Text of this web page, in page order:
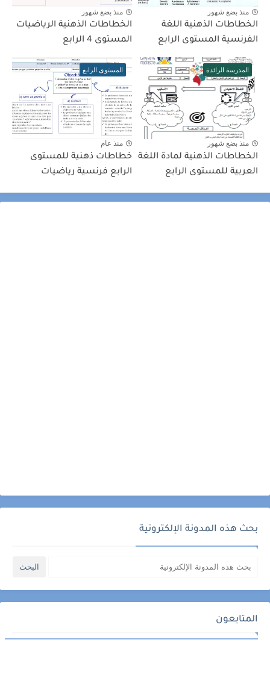
منذ بضع شهور
الخطاطات الذهنية اللغة
الفرنسية المستوى الرابع
منذ بضع شهور
الخطاطات الذهنية الرياضيات
المستوى 4 الرابع
المدرسة الرائدة
منذ بضع شهور
الخطاطات الذهنية لمادة اللغة
العربية للمستوى الرابع
المستوى الرابع
منذ عام
خطاطات ذهنية للمستوى
الرابع فرنسية رياضيات
بحث هذه المدونة الإلكترونية
المتابعون